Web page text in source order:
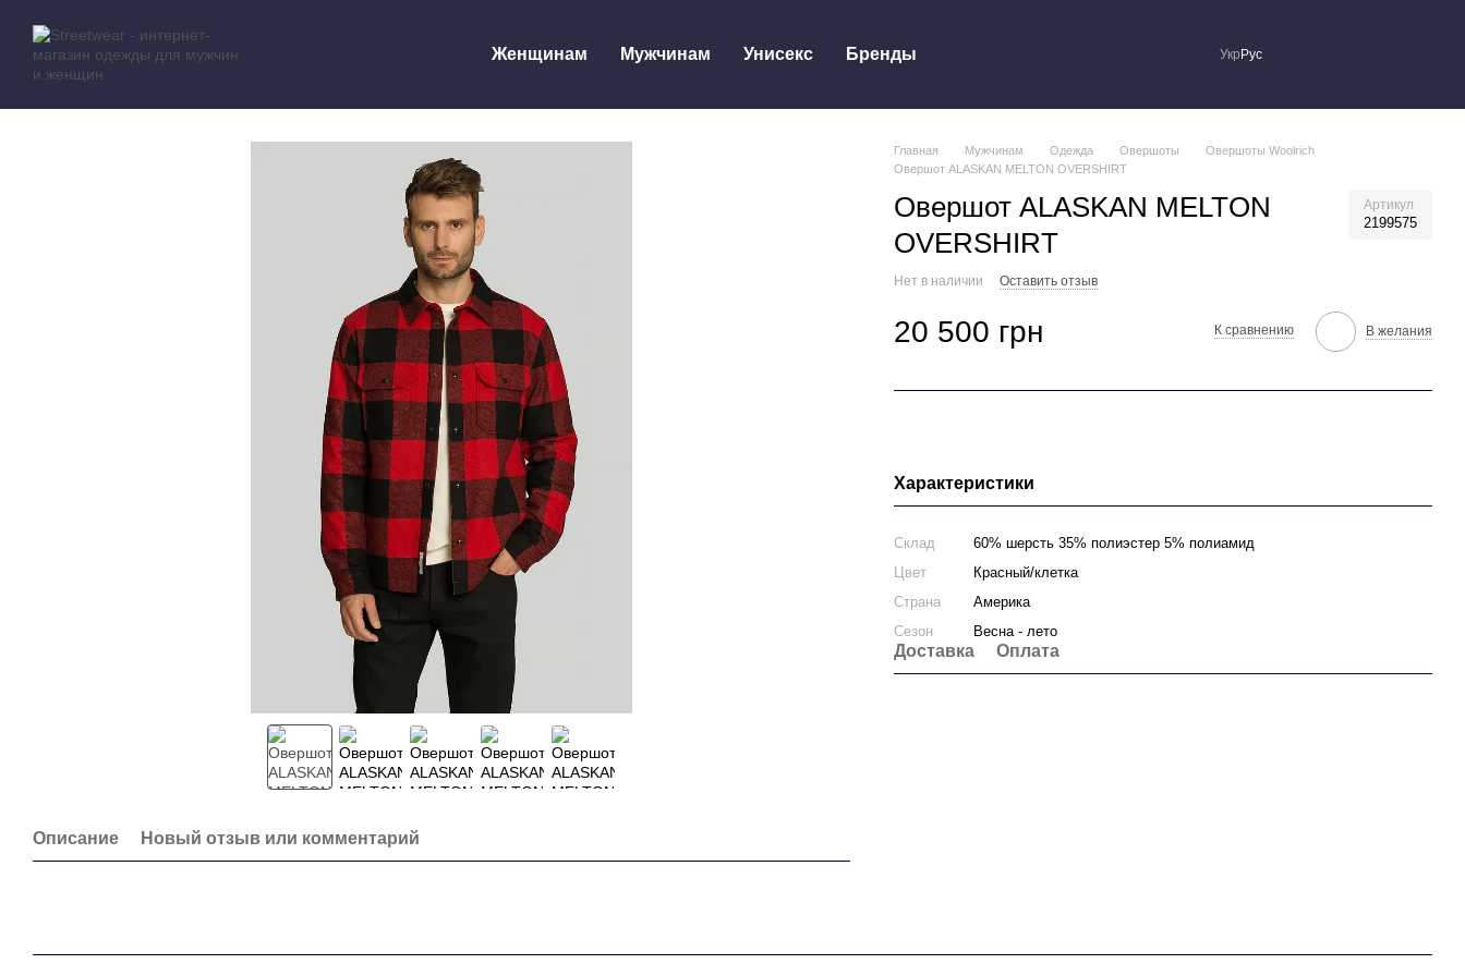
Женщинам Мужчинам Унисекс Бренды Укр Рус
Описание Новый отзыв или комментарий
Главная Мужчинам Одежда Овершоты
Овершоты Woolrich
Овершот ALASKAN MELTON OVERSHIRT
Овершот ALASKAN MELTON
OVERSHIRT
Артикул
2199575
Нет в наличии Оставить отзыв
20 500 грн К сравнению В желания
Характеристики
Склад
60% шерсть 35% полиэстер 5% полиамид
Цвет
Красный/клетка
Страна
Америка
Сезон
Весна - лето
Доставка Оплата